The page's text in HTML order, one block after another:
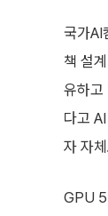
국가AI
책 설
유하고
다고
자 자
GPU 5